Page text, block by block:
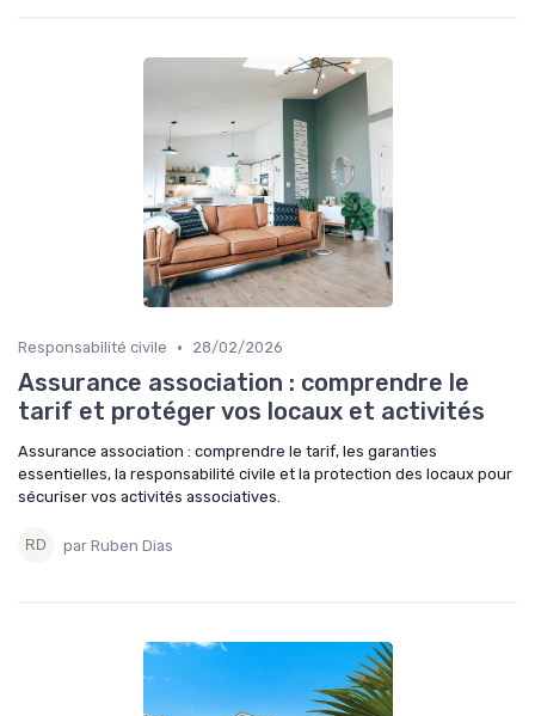
Responsabilité civile • 28/02/2026
Assurance association : comprendre le
tarif et protéger vos locaux et activités
Assurance association : comprendre le tarif, les garanties
essentielles, la responsabilité civile et la protection des locaux pour
sécuriser vos activités associatives.
par Ruben Dias